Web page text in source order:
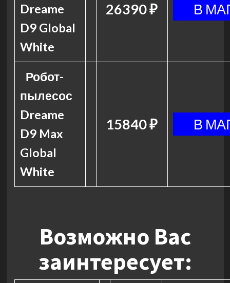
Dreame
D9 Global
White
26390 ₽
Робот-
пылесос
Dreame
D9 Max
Global
White
15840 ₽
Возможно Вас
заинтересует: